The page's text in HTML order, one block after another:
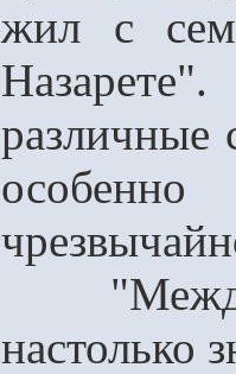
жил с
различные
"Между
настолько